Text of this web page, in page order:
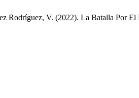
Rodríguez, V. (2022). La Batalla Por